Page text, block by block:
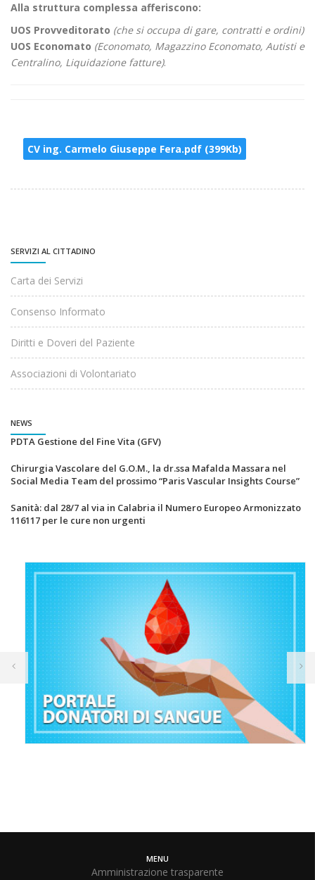
Alla struttura complessa afferiscono:
UOS Provveditorato (che si occupa di gare, contratti e ordini)
UOS Economato (Economato, Magazzino Economato, Autisti e
Centralino, Liquidazione fatture).
CV ing. Carmelo Giuseppe Fera.pdf (399Kb)
SERVIZI AL CITTADINO
Carta dei Servizi
Consenso Informato
Diritti e Doveri del Paziente
Associazioni di Volontariato
NEWS
PDTA Gestione del Fine Vita (GFV)
Chirurgia Vascolare del G.O.M., la dr.ssa Mafalda Massara nel
Social Media Team del prossimo “Paris Vascular Insights Course”
Sanità: dal 28/7 al via in Calabria il Numero Europeo Armonizzato
116117 per le cure non urgenti
MENU
Amministrazione trasparente